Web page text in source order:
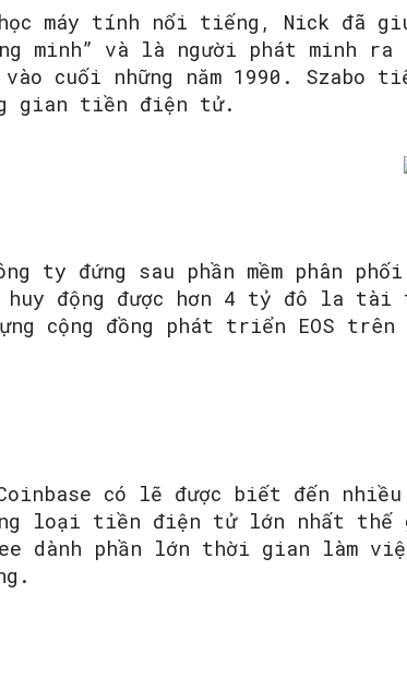
học máy tính nổi tiếng, Nick đã
minh” và là người phát minh
cuối những năm 1990. Szabo
gian tiền điện tử.
ty đứng sau phần mềm phân phối
huy động được hơn 4 tỷ đô la tài
cộng đồng phát triển EOS
có lẽ được biết đến
loại tiền điện tử lớn nhất thế
dành phần lớn thời gian làm